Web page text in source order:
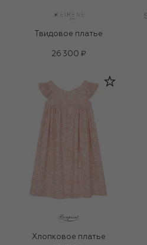
Твидовое платье
26 300 ₽
Хлопковое платье